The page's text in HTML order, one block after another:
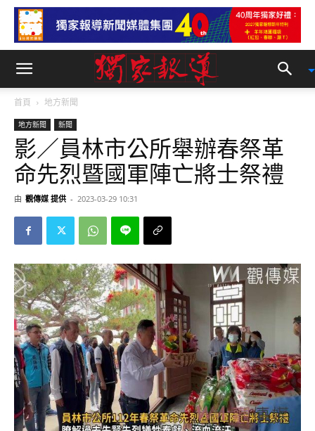
首頁 地方新聞
地方新聞 新聞
影／員林市公所舉辦春祭革
命先烈暨國軍陣亡將士祭禮
由 觀傳媒 提供 - 2023-03-29 10:31